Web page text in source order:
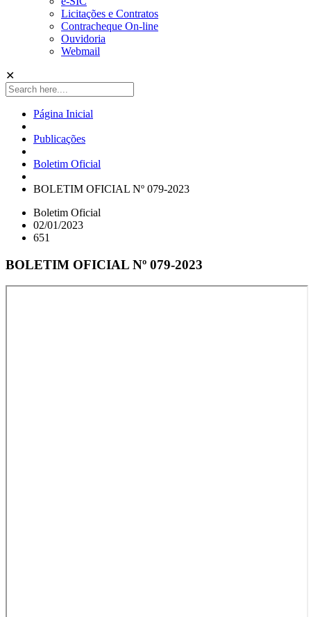
Licitações e Contratos
Contracheque On-line
Ouvidoria
Webmail
✕
Página Inicial
Publicações
Boletim Oficial
BOLETIM OFICIAL Nº 079-2023
Boletim Oficial
02/01/2023
651
BOLETIM OFICIAL Nº 079-2023